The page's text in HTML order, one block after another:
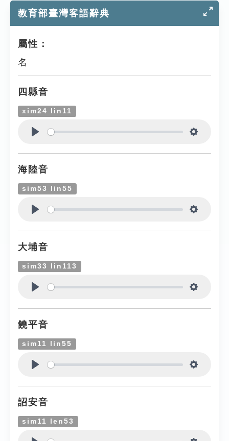
教育部臺灣客語辭典
屬性：
名
四縣音
xim24 lin11
海陸音
sim53 lin55
大埔音
sim33 lin113
饒平音
sim11 lin55
詔安音
sim11 len53